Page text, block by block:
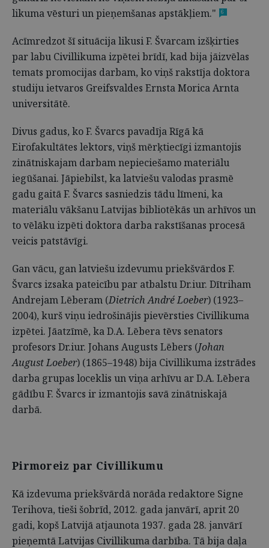
likuma vēsturi un pieņemšanas apstākļiem."
6
Acīmredzot šī situācija likusi F. Švarcam izšķirties
par labu Civillikuma izpētei brīdī, kad bija jāizvēlas
temats promocijas darbam, ko viņš rakstīja doktora
studiju ietvaros Greifsvaldes Ernsta Morica Arnta
universitātē.
Divus gadus, ko F. Švarcs pavadīja Rīgā kā
Eirofakultātes lektors, viņš mērķtiecīgi izmantojis
zinātniskajam darbam nepieciešamo materiālu
iegūšanai. Jāpiebilst, ka latviešu valodas prasmē
gadu gaitā F. Švarcs sasniedzis tādu līmeni, ka
materiālu vākšanu Latvijas bibliotēkās un arhīvos un
to vēlāku izpēti doktora darba rakstīšanas procesā
veicis patstāvīgi.
Gan vācu, gan latviešu izdevumu priekšvārdos F.
Švarcs izsaka pateicību par atbalstu Dr.iur. Dītriham
Andrejam Lēberam (Dietrich André Loeber) (1923–
2004), kurš viņu iedrošinājis pievērsties Civillikuma
izpētei. Jāatzīmē, ka D.A. Lēbera tēvs senators
profesors Dr.iur. Johans Augusts Lēbers (Johan
August Loeber) (1865–1948) bija Civillikuma izstrādes
darba grupas loceklis un viņa arhīvu ar D.A. Lēbera
gādību F. Švarcs ir izmantojis savā zinātniskajā
darbā.
Pirmoreiz par Civillikumu
Kā izdevuma priekšvārdā norāda redaktore Signe
Terihova, tieši šobrīd, 2012. gada janvārī, aprit 20
gadi, kopš Latvijā atjaunota 1937. gada 28. janvārī
pieņemtā Latvijas Civillikuma darbība. Tā bija daļa